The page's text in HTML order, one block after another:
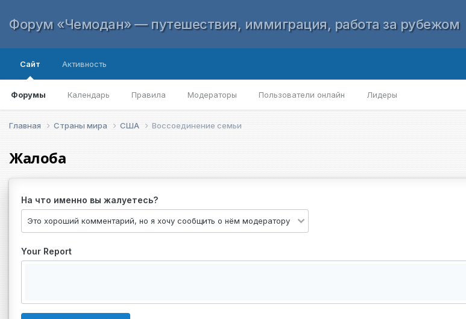
Форум «Чемодан» — путешествия, иммиграция, работа за рубежом
Сайт
Форумы Календарь Правила Модераторы Пользователи онлайн Лидеры
Активность
Главная Страны мира США Воссоединение семьи
Жалоба
На что именно вы жалуетесь?
Your Report